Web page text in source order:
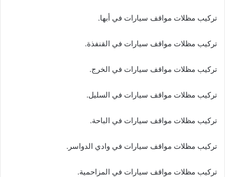
تركيب مظلات مواقف سيارات في أبها.
تركيب مظلات مواقف سيارات في القنفذة.
تركيب مظلات مواقف سيارات في الخرج.
تركيب مظلات مواقف سيارات في السليل.
تركيب مظلات مواقف سيارات في الباحة.
تركيب مظلات مواقف سيارات في وادي الدواسر.
تركيب مظلات مواقف سيارات في المزاحمية.